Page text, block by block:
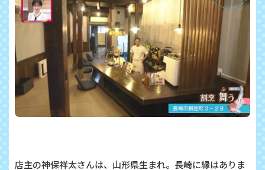
店主の神保祥太さんは、山形県生まれ。長崎に縁はありま